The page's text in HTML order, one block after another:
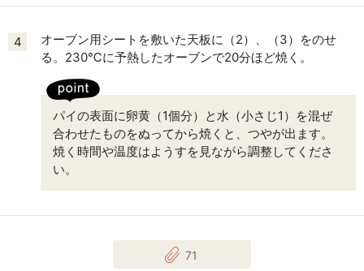
4
オーブン用シートを敷いた天板に（2）、（3）をのせ
る。230℃に予熱したオーブンで20分ほど焼く。
パイの表面に卵黄（1個分）と水（小さじ1）を混ぜ
合わせたものをぬってから焼くと、つやが出ます。
焼く時間や温度はようすを見ながら調整してくださ
い。
71